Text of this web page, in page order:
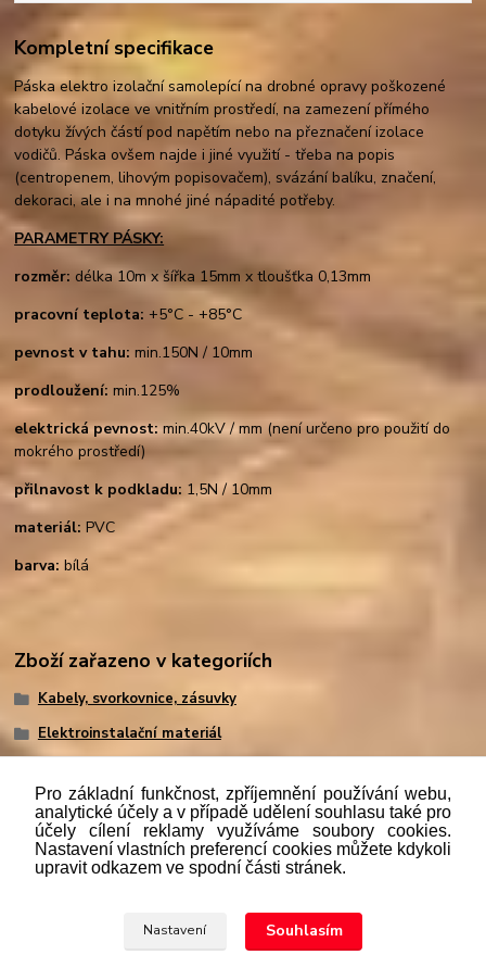
Kompletní specifikace
Páska elektro izolační samolepící na drobné opravy poškozené
kabelové izolace ve vnitřním prostředí, na zamezení přímého
dotyku žívých částí pod napětím nebo na přeznačení izolace
vodičů. Páska ovšem najde i jiné využití - třeba na popis
(centropenem, lihovým popisovačem), svázání balíku, značení,
dekoraci, ale i na mnohé jiné nápadité potřeby.
PARAMETRY PÁSKY:
rozměr: délka 10m x šířka 15mm x tloušťka 0,13mm
pracovní teplota: +5°C - +85°C
pevnost v tahu:min.150N / 10mm
prodloužení:min.125%
elektrická pevnost:min.40kV / mm (není určeno pro použití do
mokrého prostředí)
přilnavost k podkladu: 1,5N / 10mm
materiál:PVC
barva:bílá
Zboží zařazeno v kategoriích
Kabely, svorkovnice, zásuvky
Elektroinstalační materiál
Podlezákona č. 112/mmmmm2016 Sb. o evidenci tržeb je
prodávající povinen vystavit kupujícímu účtenku. Zároveň je
případě technického výpadku pak nejpozději do 48 hodin.“
Upravit sběr cookies.
Pro základní funkčnost, zpříjemnění používání webu,
analytické účely a v případě udělení souhlasu také pro
účely cílení reklamy využíváme soubory cookies.
Nastavení vlastních preferencí cookies můžete kdykoli
upravit odkazem ve spodní části stránek.
Nastavení Souhlasím